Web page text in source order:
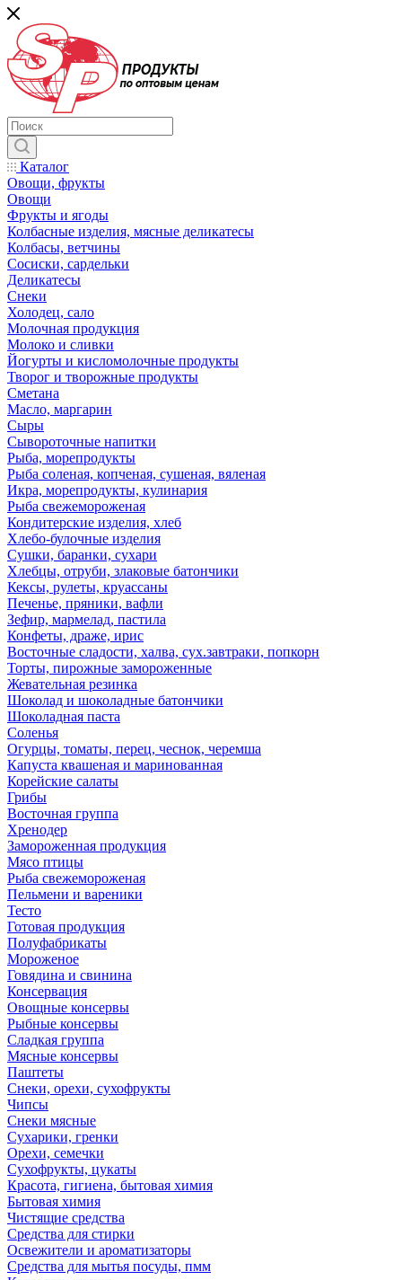
Каталог
Овощи, фрукты
Овощи
Фрукты и ягоды
Колбасные изделия, мясные деликатесы
Колбасы, ветчины
Сосиски, сардельки
Деликатесы
Снеки
Холодец, сало
Молочная продукция
Молоко и сливки
Йогурты и кисломолочные продукты
Творог и творожные продукты
Сметана
Масло, маргарин
Сыры
Сывороточные напитки
Рыба, морепродукты
Рыба соленая, копченая, сушеная, вяленая
Икра, морепродукты, кулинария
Рыба свежемороженая
Кондитерские изделия, хлеб
Хлебо-булочные изделия
Сушки, баранки, сухари
Хлебцы, отруби, злаковые батончики
Кексы, рулеты, круассаны
Печенье, пряники, вафли
Зефир, мармелад, пастила
Конфеты, драже, ирис
Восточные сладости, халва, сух.завтраки, попкорн
Торты, пирожные замороженные
Жевательная резинка
Шоколад и шоколадные батончики
Шоколадная паста
Соленья
Огурцы, томаты, перец, чеснок, черемша
Капуста квашеная и маринованная
Корейские салаты
Грибы
Восточная группа
Хренодер
Замороженная продукция
Мясо птицы
Рыба свежемороженая
Пельмени и вареники
Тесто
Готовая продукция
Полуфабрикаты
Мороженое
Говядина и свинина
Консервация
Овощные консервы
Рыбные консервы
Сладкая группа
Мясные консервы
Паштеты
Снеки, орехи, сухофрукты
Чипсы
Снеки мясные
Сухарики, гренки
Орехи, семечки
Сухофрукты, цукаты
Красота, гигиена, бытовая химия
Бытовая химия
Чистящие средства
Средства для стирки
Освежители и ароматизаторы
Средства для мытья посуды, пмм